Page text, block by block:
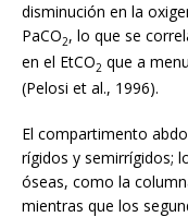
disminución en la
PaCO2, lo que se
en el EtCO2 que a
(Pelosi et al., 1996).
El compartimento
rígidos y semirrígidos;
óseas, como la
mientras que los